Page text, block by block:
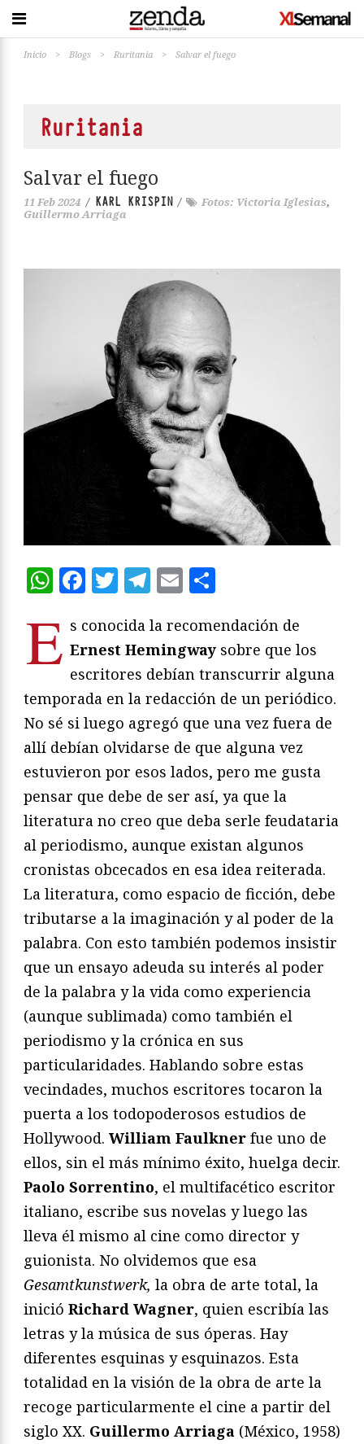
Inicio > Blogs > Ruritania > Salvar el fuego
Ruritania
Salvar el fuego
11 Feb 2024 / KARL KRISPIN / Fotos: Victoria Iglesias,
Guillermo Arriaga
WhatsApp
Facebook
Twitter
Telegram
Email
E s conocida la recomendación de
Ernest Hemingway sobre que los
escritores debían transcurrir alguna
temporada en la redacción de un periódico.
No sé si luego agregó que una vez fuera de
allí debían olvidarse de que alguna vez
estuvieron por esos lados, pero me gusta
pensar que debe de ser así, ya que la
literatura no creo que deba serle feudataria
al periodismo, aunque existan algunos
cronistas obcecados en esa idea reiterada.
La literatura, como espacio de ficción, debe
tributarse a la imaginación y al poder de la
palabra. Con esto también podemos insistir
que un ensayo adeuda su interés al poder
de la palabra y la vida como experiencia
(aunque sublimada) como también el
periodismo y la crónica en sus
particularidades. Hablando sobre estas
vecindades, muchos escritores tocaron la
puerta a los todopoderosos estudios de
Hollywood. William Faulkner fue uno de
ellos, sin el más mínimo éxito, huelga decir.
Paolo Sorrentino, el multifacético escritor
italiano, escribe sus novelas y luego las
lleva él mismo al cine como director y
guionista. No olvidemos que esa
Gesamtkunstwerk, la obra de arte total, la
inició Richard Wagner, quien escribía las
letras y la música de sus óperas. Hay
diferentes esquinas y esquinazos. Esta
totalidad en la visión de la obra de arte la
recoge particularmente el cine a partir del
siglo XX. Guillermo Arriaga (México, 1958)